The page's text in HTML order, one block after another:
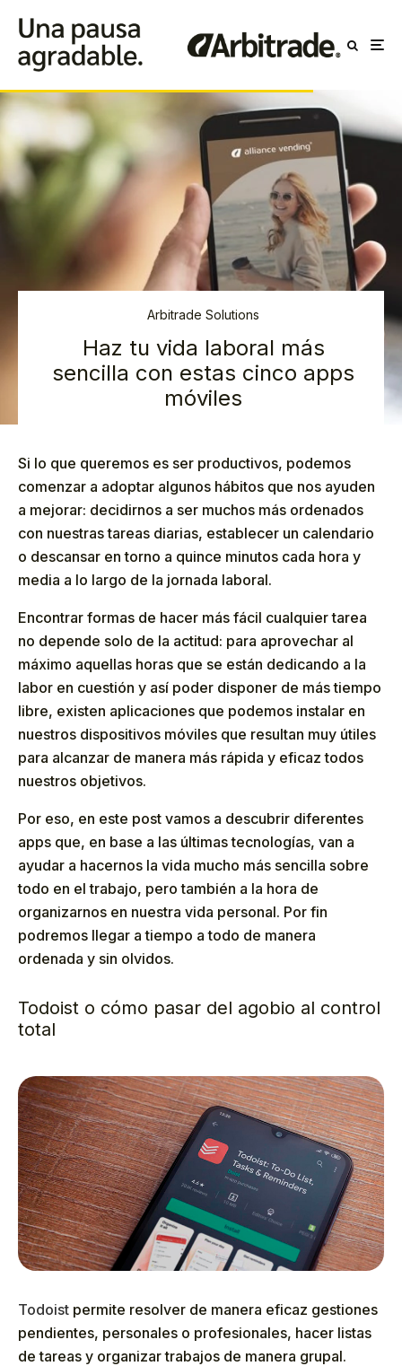
Arbitrade Solutions
Haz tu vida laboral más
sencilla con estas cinco apps
móviles
Si lo que queremos es ser productivos, podemos
comenzar a adoptar algunos hábitos que nos ayuden
a mejorar: decidirnos a ser muchos más ordenados
con nuestras tareas diarias, establecer un calendario
o descansar en torno a quince minutos cada hora y
media a lo largo de la jornada laboral.
Encontrar formas de hacer más fácil cualquier tarea
no depende solo de la actitud: para aprovechar al
máximo aquellas horas que se están dedicando a la
labor en cuestión y así poder disponer de más tiempo
libre, existen aplicaciones que podemos instalar en
nuestros dispositivos móviles que resultan muy útiles
para alcanzar de manera más rápida y eficaz todos
nuestros objetivos.
Por eso, en este post vamos a descubrir diferentes
apps que, en base a las últimas tecnologías, van a
ayudar a hacernos la vida mucho más sencilla sobre
todo en el trabajo, pero también a la hora de
organizarnos en nuestra vida personal. Por fin
podremos llegar a tiempo a todo de manera
ordenada y sin olvidos.
Todoist o cómo pasar del agobio al control
total
Todoist permite resolver de manera eficaz gestiones
pendientes, personales o profesionales, hacer listas
de tareas y organizar trabajos de manera grupal.